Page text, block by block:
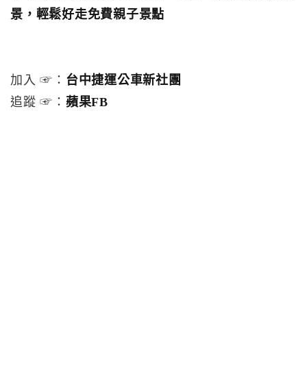
景，輕鬆好走免費親子景點
加入 ☞： 台中捷運公車新社團
追蹤 ☞： 蘋果FB